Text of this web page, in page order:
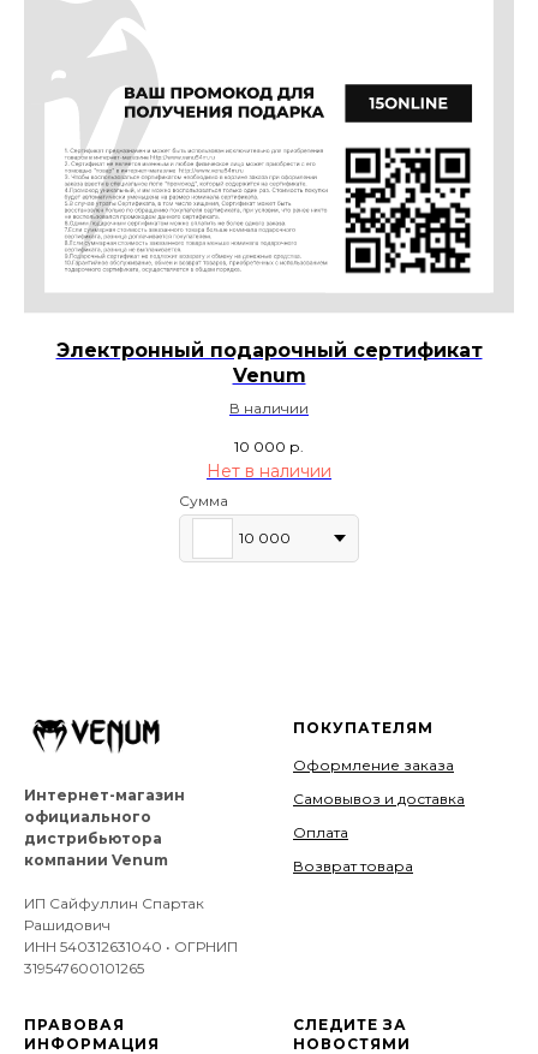
Электронный подарочный сертификат
Venum
В наличии
10 000 р.
Нет в наличии
Сумма
10 000
Интернет-магазин
официального
дистрибьютора
компании Venum
ИП Сайфуллин Спартак
Рашидович
ИНН 540312631040 • ОГРНИП
319547600101265
ПОКУПАТЕЛЯМ
Оформление заказа
Самовывоз и доставка
Оплата
Возврат товара
ПРАВОВАЯ
ИНФОРМАЦИЯ
СЛЕДИТЕ ЗА
НОВОСТЯМИ